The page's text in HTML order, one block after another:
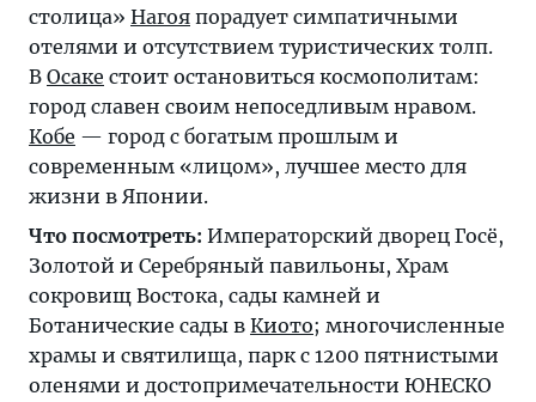
столица» Нагоя порадует симпатичными
отелями и отсутствием туристических толп.
В Осаке стоит остановиться космополитам:
город славен своим непоседливым нравом.
Кобе — город с богатым прошлым и
современным «лицом», лучшее место для
жизни в Японии.
Что посмотреть: Императорский дворец Госё,
Золотой и Серебряный павильоны, Храм
сокровищ Востока, сады камней и
Ботанические сады в Киото; многочисленные
храмы и святилища, парк с 1200 пятнистыми
оленями и достопримечательности ЮНЕСКО